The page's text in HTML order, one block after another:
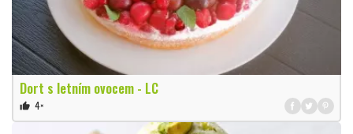
Dort s letním ovocem - LC
thumb_up 4×